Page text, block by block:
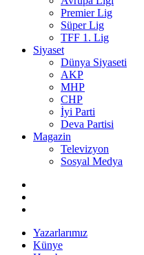
Premier Lig
Süper Lig
TFF 1. Lig
Siyaset
Dünya Siyaseti
AKP
MHP
CHP
İyi Parti
Deva Partisi
Magazin
Televizyon
Sosyal Medya
Yazarlarımız
Künye